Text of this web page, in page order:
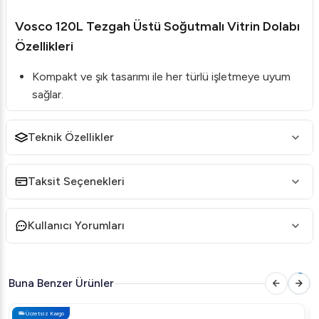
Vosco 120L Tezgah Üstü Soğutmalı Vitrin Dolabı
Özellikleri
Kompakt ve şık tasarımı ile her türlü işletmeye uyum
sağlar.
Ayarlanabilir sıcaklık aralığı (0°C ~ 12°C) ile çeşitli
ürünleri optimal koşullarda saklama imkanı sunar.
Temperli ön ve yan camlar sayesinde maksimum
görünürlük sağlanır.
Çevre dostu R290 soğutucu gaz kullanılarak enerji
verimliliği artırılır.
Ayarlanabilir krom raf sistemiyle ürünlerin düzenli ve
Vosco 120L Tezgah Üstü Soğutmalı Vitrin Dolabı
Teknik Detayları
Teknik Özellikler
Taksit Seçenekleri
Kullanıcı Yorumları
Buna Benzer Ürünler
Ücretsiz Kargo